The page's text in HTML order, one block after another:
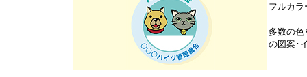
フルカラ
多数の
の図案･